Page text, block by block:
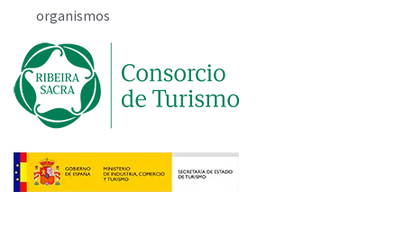
organismos